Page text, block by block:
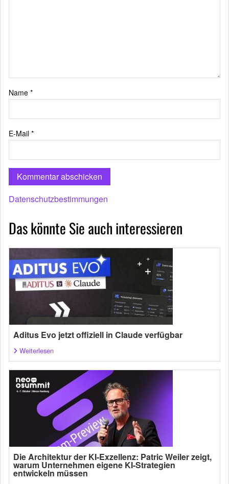
Name *
E-Mail *
Datenschutzbestimmungen
Das könnte Sie auch interessieren
Aditus Evo jetzt offiziell in Claude verfügbar
Weiterlesen
Die Architektur der KI-Exzellenz: Patric Weiler zeigt,
warum Unternehmen eigene KI-Strategien
entwickeln müssen